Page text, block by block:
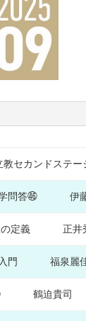
教セカンドス
数学問答㊻ 伊
数の定義 正井
式入門 福泉麗
③ 鶴迫貴司